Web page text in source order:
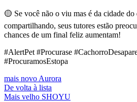
🟡 Se você não o viu mas é da cidade do
compartilhando, seus tutores estão
chances de um final feliz aumentam!
#AlertPet #Procurase
#ProcuramosEstopa
mais novoAurora
De volta à lista
Mais velho SHOYU